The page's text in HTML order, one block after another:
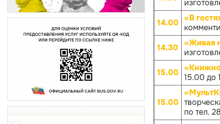
14.00 «В
14.30
«Живая
15.00 15.00 до
15.00
по тел.